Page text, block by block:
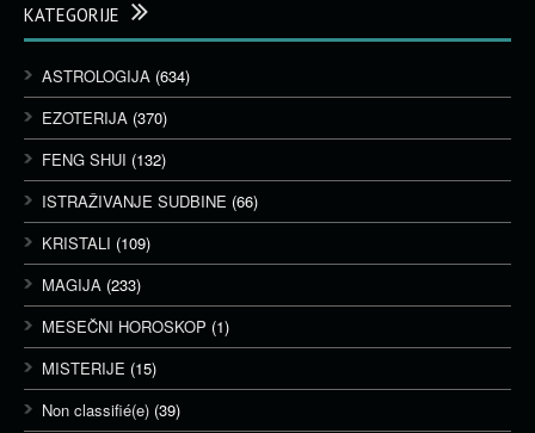
KATEGORIJE
ASTROLOGIJA (634)
EZOTERIJA (370)
FENG SHUI (132)
ISTRAŽIVANJE SUDBINE (66)
KRISTALI (109)
MAGIJA (233)
MESEČNI HOROSKOP (1)
MISTERIJE (15)
Non classifié(e) (39)